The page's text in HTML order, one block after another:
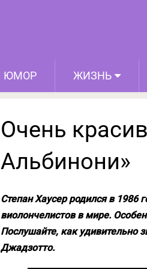
ЮМОР ЖИЗНЬ
Очень
Альбинони»
Степан Хаусер родился в 1986
виолончелистов в мире.
Послушайте, как удивительно
Джадзотто.